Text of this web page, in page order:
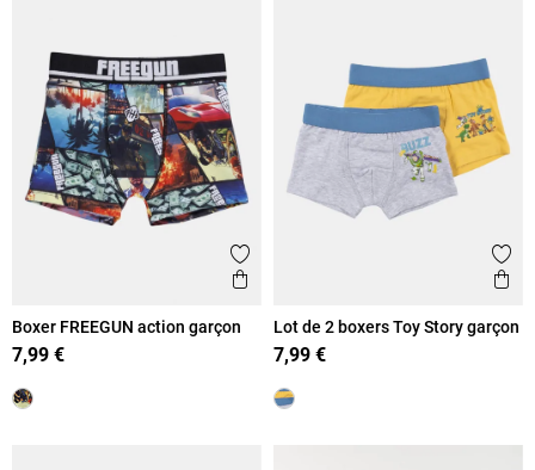
Ajouter aux favoris
Aperçu rapide
Boxer FREEGUN action garçon
7,99 €
Lot de 2 boxers Toy Story garçon
7,99 €